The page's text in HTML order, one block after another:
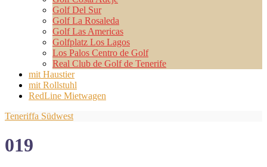
Golf Del Sur
Golf La Rosaleda
Golf Las Americas
Golfplatz Los Lagos
Los Palos Centro de Golf
Real Club de Golf de Tenerife
mit Haustier
mit Rollstuhl
RedLine Mietwagen
Teneriffa Südwest
019